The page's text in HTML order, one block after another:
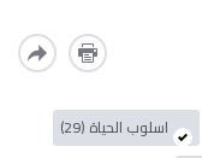
اسلوب الحياة (29)